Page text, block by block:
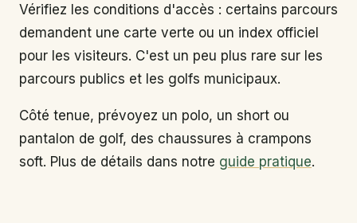
Vérifiez les conditions d'accès : certains parcours
demandent une carte verte ou un index officiel
pour les visiteurs. C'est un peu plus rare sur les
parcours publics et les golfs municipaux.
Côté tenue, prévoyez un polo, un short ou
pantalon de golf, des chaussures à crampons
soft. Plus de détails dans notre guide pratique.